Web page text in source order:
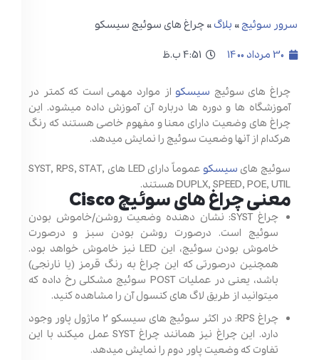
سرور سوئیچ » بلاگ » چراغ های سوئیچ سیسکو
30 مرداد 1400 4:51 ب.ظ
چراغ های سوئیچ سیسکو از موارد مهمی است که کمتر در
آموزشگاه ها و دوره ها درباره آن آموزش داده میشود. این
چراغ های وضعیت دارای معنا و مفهوم خاصی هستند که رنگ
هرکدام از آنها وضعیت سوئیچ را نمایش میدهد.
سوئیچ های سیسکو
عموماً دارای LED های SYST, RPS, STAT,
DUPLX, SPEED, POE, UTIL هستند.
معنی چراغ های سوئیچ Cisco
چراغ SYST: نشان دهنده وضعیت روشن/خاموش بودن
سوئیچ است. درصورت روشن بودن سبز و درصورت
خاموش بودن سوئیچ، این LED نیز خاموش خواهد بود.
همچنین درصورتی که این چراغ به رنگ قرمز (یا نارنجی)
باشد، یعنی در عملیات POST سوئیچ مشکلی رخ داده که
میتوانید از طریق لاگ های کنسول آن را مشاهده کنید.
چراغ RPS: در اکثر سوئیچ های سیسکو 2 ماژول پاور وجود
دارد. این چراغ نیز همانند چراغ SYST عمل میکند با این
تفاوت که وضعیت پاور دوم را نمایش میدهد.